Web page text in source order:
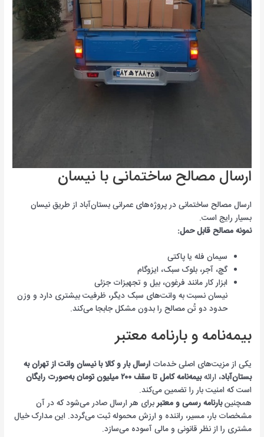
ارسال مصالح ساختمانی با نیسان
ارسال مصالح ساختمانی در پروژه‌های عمرانی بستان‌آباد از طریق نیسان
بسیار رایج است.
نمونه مصالح قابل حمل:
سیمان فله یا پاکتی
گچ، آجر، بلوک سبک، ایزوگام
ابزار کار مانند فرغون، بیل و تجهیزات جزئی
نیسان نسبت به وانت‌های سبک دیگر، ظرفیت بیشتری دارد و وزن
حدود دو تُن مصالح را بدون مشکل جابجا می‌کند.
بیمه‌نامه و بارنامه معتبر
یکی از مزیت‌های اصلی خدماتارسال بار و کالا با نیسان وانت از تهران به
بستان‌آباد، ارائهبیمه‌نامه کامل تا سقف ۲۰۰ میلیون تومان به‌صورت رایگان
است که امنیت بار را تضمین می‌کند.
همچنینبارنامه رسمی و معتبربرای هر ارسال صادر می‌شود که در آن
مشخصات بار، مسیر، راننده و ارزش محموله ثبت می‌گردد. این مدارک خیال
مشتری را از نظر قانونی و مالی آسوده می‌سازد.